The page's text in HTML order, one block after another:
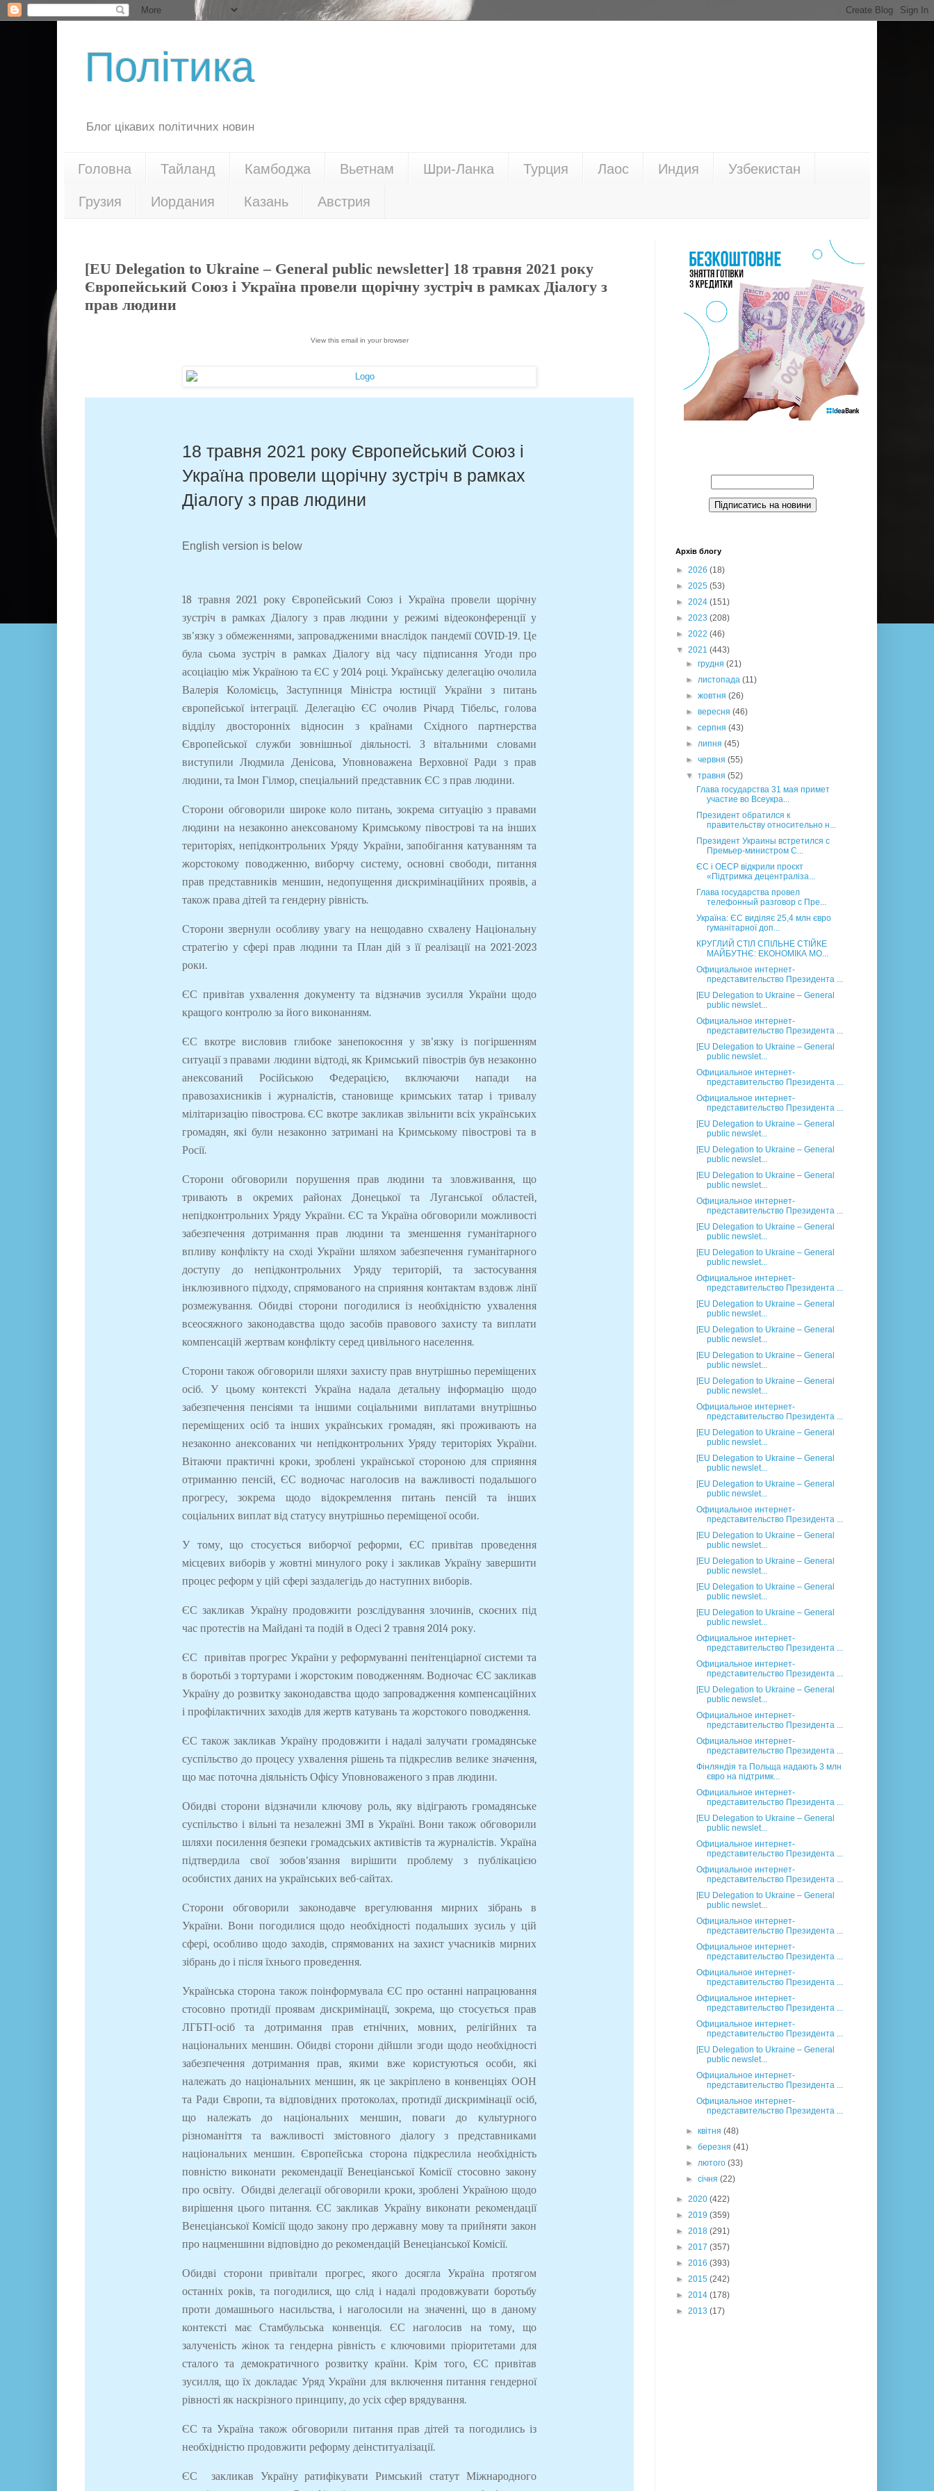
Політика
Блог цікавих політичних новин
Головна Тайланд Камбоджа Вьетнам Шри-Ланка Турция Лаос Индия Узбекистан
Грузия Иордания Казань Австрия
[EU Delegation to Ukraine – General public newsletter] 18 травня 2021 року
Європейський Союз і Україна провели щорічну зустріч в рамках Діалогу з
прав людини
View this email in your browser
18 травня 2021 року Європейський Союз і
Україна провели щорічну зустріч в рамках
Діалогу з прав людини
English version is below
18 травня 2021 року Європейський Союз і Україна провели щорічну
зустріч в рамках Діалогу з прав людини у режимі відеоконференції у
зв'язку з обмеженнями, запровадженими внаслідок пандемії COVID-19. Це
була сьома зустріч в рамках Діалогу від часу підписання Угоди про
асоціацію між Україною та ЄС у 2014 році. Українську делегацію очолила
Валерія Коломієць, Заступниця Міністра юстиції України з питань
європейської інтеграції. Делегацію ЄС очолив Річард Тібельс, голова
відділу двосторонніх відносин з країнами Східного партнерства
Європейської служби зовнішньої діяльності. З вітальними словами
виступили Людмила Денісова, Уповноважена Верховної Ради з прав
людини, та Імон Гілмор, спеціальний представник ЄС з прав людини.
Сторони обговорили широке коло питань, зокрема ситуацію з правами
людини на незаконно анексованому Кримському півострові та на інших
територіях, непідконтрольних Уряду України, запобігання катуванням та
жорстокому поводженню, виборчу систему, основні свободи, питання
прав представників меншин, недопущення дискримінаційних проявів, а
також права дітей та гендерну рівність.
Сторони звернули особливу увагу на нещодавно схвалену Національну
стратегію у сфері прав людини та План дій з її реалізації на 2021-2023
роки.
ЄС привітав ухвалення документу та відзначив зусилля України щодо
кращого контролю за його виконанням.
ЄС вкотре висловив глибоке занепокоєння у зв'язку із погіршенням
ситуації з правами людини відтоді, як Кримський півострів був незаконно
анексований Російською Федерацією, включаючи напади на
правозахисників і журналістів, становище кримських татар і тривалу
мілітаризацію півострова. ЄС вкотре закликав звільнити всіх українських
громадян, які були незаконно затримані на Кримському півострові та в
Росії.
Сторони обговорили порушення прав людини та зловживання, що
тривають в окремих районах Донецької та Луганської областей,
непідконтрольних Уряду України. ЄС та Україна обговорили можливості
забезпечення дотримання прав людини та зменшення гуманітарного
впливу конфлікту на сході України шляхом забезпечення гуманітарного
доступу до непідконтрольних Уряду територій, та застосування
інклюзивного підходу, спрямованого на сприяння контактам вздовж лінії
розмежування. Обидві сторони погодилися із необхідністю ухвалення
всеосяжного законодавства щодо засобів правового захисту та виплати
компенсацій жертвам конфлікту серед цивільного населення.
Сторони також обговорили шляхи захисту прав внутрішньо переміщених
осіб. У цьому контексті Україна надала детальну інформацію щодо
забезпечення пенсіями та іншими соціальними виплатами внутрішньо
переміщених осіб та інших українських громадян, які проживають на
незаконно анексованих чи непідконтрольних Уряду територіях України.
Вітаючи практичні кроки, зроблені української стороною для сприяння
отриманню пенсій, ЄС водночас наголосив на важливості подальшого
прогресу, зокрема щодо відокремлення питань пенсій та інших
соціальних виплат від статусу внутрішньо переміщеної особи.
У тому, що стосується виборчої реформи, ЄС привітав проведення
місцевих виборів у жовтні минулого року і закликав Україну завершити
процес реформ у цій сфері заздалегідь до наступних виборів.
ЄС закликав Україну продовжити розслідування злочинів, скоєних під
час протестів на Майдані та подій в Одесі 2 травня 2014 року.
ЄС привітав прогрес України у реформуванні пенітенціарної системи та
в боротьбі з тортурами і жорстоким поводженням. Водночас ЄС закликав
Україну до розвитку законодавства щодо запровадження компенсаційних
і профілактичних заходів для жертв катувань та жорстокого поводження.
ЄС також закликав Україну продовжити і надалі залучати громадянське
суспільство до процесу ухвалення рішень та підкреслив велике значення,
що має поточна діяльність Офісу Уповноваженого з прав людини.
Обидві сторони відзначили ключову роль, яку відіграють громадянське
суспільство і вільні та незалежні ЗМІ в Україні. Вони також обговорили
шляхи посилення безпеки громадських активістів та журналістів. Україна
підтвердила свої зобов'язання вирішити проблему з публікацією
особистих даних на українських веб-сайтах.
Сторони обговорили законодавче врегулювання мирних зібрань в
України. Вони погодилися щодо необхідності подальших зусиль у цій
сфері, особливо щодо заходів, спрямованих на захист учасників мирних
зібрань до і після їхнього проведення.
Українська сторона також поінформувала ЄС про останні напрацювання
стосовно протидії проявам дискримінації, зокрема, що стосується прав
ЛГБТІ-осіб та дотримання прав етнічних, мовних, релігійних та
національних меншин. Обидві сторони дійшли згоди щодо необхідності
забезпечення дотримання прав, якими вже користуються особи, які
належать до національних меншин, як це закріплено в конвенціях ООН
та Ради Європи, та відповідних протоколах, протидії дискримінації осіб,
що належать до національних меншин, поваги до культурного
різноманіття та важливості змістовного діалогу з представниками
національних меншин. Європейська сторона підкреслила необхідність
повністю виконати рекомендації Венеціанської Комісії стосовно закону
про освіту. Обидві делегації обговорили кроки, зроблені Україною щодо
вирішення цього питання. ЄС закликав Україну виконати рекомендації
Венеціанської Комісії щодо закону про державну мову та прийняти закон
про нацменшини відповідно до рекомендацій Венеціанської Комісії.
Обидві сторони привітали прогрес, якого досягла Україна протягом
останніх років, та погодилися, що слід і надалі продовжувати боротьбу
проти домашнього насильства, і наголосили на значенні, що в даному
контексті має Стамбульська конвенція. ЄС наголосив на тому, що
залученість жінок та гендерна рівність є ключовими пріоритетами для
сталого та демократичного розвитку країни. Крім того, ЄС привітав
зусилля, що їх докладає Уряд України для включення питання гендерної
рівності як наскрізного принципу, до усіх сфер врядування.
ЄС та Україна також обговорили питання прав дітей та погодились із
необхідністю продовжити реформу деінституалізації.
ЄС закликав Україну ратифікувати Римський статут Міжнародного
Архів блогу
► 2026 (18)
► 2025 (53)
► 2024 (151)
► 2023 (208)
► 2022 (46)
▼ 2021 (443)
►грудня(21)
►листопада(11)
►жовтня(26)
►вересня(46)
►серпня(43)
►липня(45)
►червня(55)
▼травня(52)
Глава государства 31 мая примет
участие во Всеукра...
Президент обратился к
правительству относительно н...
Президент Украины встретился с
Премьер-министром С...
ЄС і ОЕСР відкрили проєкт
«Підтримка децентраліза...
Глава государства провел
телефонный разговор с Пре...
Україна: ЄС виділяє 25,4 млн євро
гуманітарної доп...
КРУГЛИЙ СТІЛ СПІЛЬНЕ СТІЙКЕ
МАЙБУТНЄ: ЕКОНОМІКА МО...
Официальное интернет-
представительство Президента ...
[EU Delegation to Ukraine – General
public newslet...
Официальное интернет-
представительство Президента ...
[EU Delegation to Ukraine – General
public newslet...
Официальное интернет-
представительство Президента ...
Официальное интернет-
представительство Президента ...
[EU Delegation to Ukraine – General
public newslet...
[EU Delegation to Ukraine – General
public newslet...
[EU Delegation to Ukraine – General
public newslet...
Официальное интернет-
представительство Президента ...
[EU Delegation to Ukraine – General
public newslet...
[EU Delegation to Ukraine – General
public newslet...
Официальное интернет-
представительство Президента ...
[EU Delegation to Ukraine – General
public newslet...
[EU Delegation to Ukraine – General
public newslet...
[EU Delegation to Ukraine – General
public newslet...
[EU Delegation to Ukraine – General
public newslet...
Официальное интернет-
представительство Президента ...
[EU Delegation to Ukraine – General
public newslet...
[EU Delegation to Ukraine – General
public newslet...
[EU Delegation to Ukraine – General
public newslet...
Официальное интернет-
представительство Президента ...
[EU Delegation to Ukraine – General
public newslet...
[EU Delegation to Ukraine – General
public newslet...
[EU Delegation to Ukraine – General
public newslet...
[EU Delegation to Ukraine – General
public newslet...
Официальное интернет-
представительство Президента ...
Официальное интернет-
представительство Президента ...
[EU Delegation to Ukraine – General
public newslet...
Официальное интернет-
представительство Президента ...
Официальное интернет-
представительство Президента ...
Фінляндія та Польща надають 3 млн
євро на підтримк...
Официальное интернет-
представительство Президента ...
[EU Delegation to Ukraine – General
public newslet...
Официальное интернет-
представительство Президента ...
Официальное интернет-
представительство Президента ...
[EU Delegation to Ukraine – General
public newslet...
Официальное интернет-
представительство Президента ...
Официальное интернет-
представительство Президента ...
Официальное интернет-
представительство Президента ...
Официальное интернет-
представительство Президента ...
Официальное интернет-
представительство Президента ...
[EU Delegation to Ukraine – General
public newslet...
Официальное интернет-
представительство Президента ...
Официальное интернет-
представительство Президента ...
►квітня(48)
►березня(41)
►лютого(33)
►січня(22)
► 2020 (422)
► 2019 (359)
► 2018 (291)
► 2017 (357)
► 2016 (393)
► 2015 (242)
► 2014 (178)
► 2013 (17)